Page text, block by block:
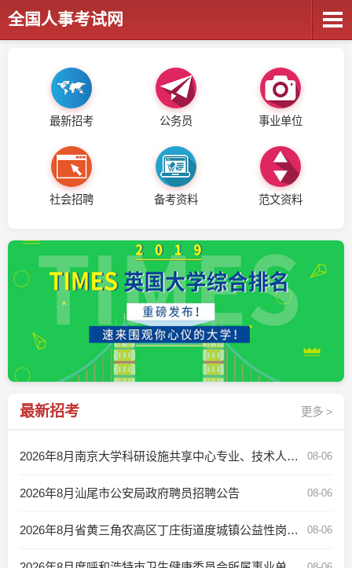
全国人事考试网
最新招考 公务员 事业单位
社会招聘 备考资料 范文资料
最新招考 更多 >
2026年8月南京大学科研设施共享中心专业、技术人员招聘公告 08-06
2026年8月汕尾市公安局政府聘员招聘公告 08-06
2026年8月省黄三角农高区丁庄街道度城镇公益性岗位招聘公告 08-06